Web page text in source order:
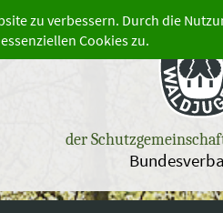
der